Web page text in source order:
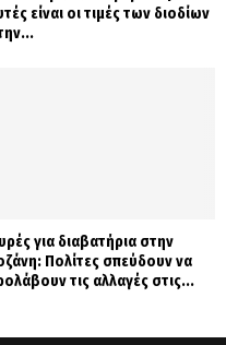
είναι οι τιμές των διοδίων
για διαβατήρια στην
Πολίτες σπεύδουν να
τις αλλαγές στις...